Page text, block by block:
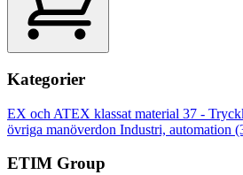
Kategorier
EX och ATEX klassat material 37 -
övriga manöverdon Industri, automation
ETIM Group